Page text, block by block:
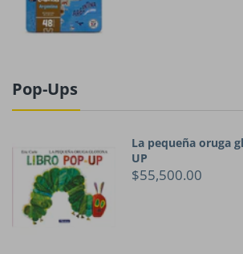
Pop-Ups
La pequeña oruga
UP
$55,500.00